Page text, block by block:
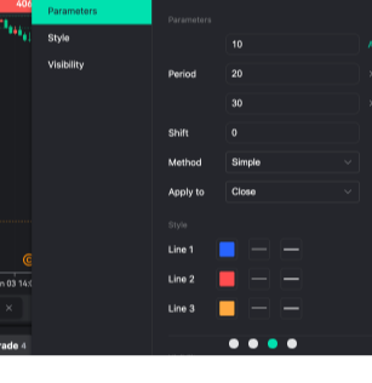
dalam waktu dekat.
bunga riil, dan arah
Energi – Harga
Harga minyak kembali
NYMEX WTI sama-
menyusul laporan
kemungkinan
lebih luas di seluruh